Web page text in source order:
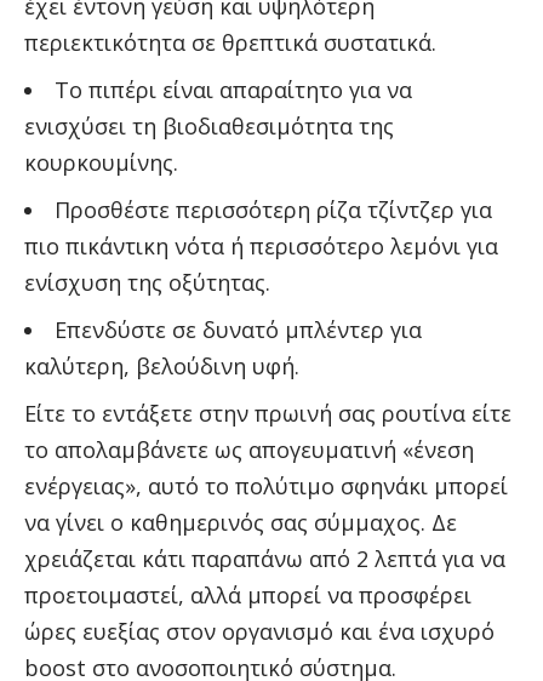
περιεκτικότητα σε θρεπτικά συστατικά.
Το πιπέρι είναι απαραίτητο για να
ενισχύσει τη βιοδιαθεσιμότητα της
κουρκουμίνης.
Προσθέστε περισσότερη ρίζα τζίντζερ για
πιο πικάντικη νότα ή περισσότερο λεμόνι για
ενίσχυση της οξύτητας.
Επενδύστε σε δυνατό μπλέντερ για
καλύτερη, βελούδινη υφή.
Είτε το εντάξετε στην πρωινή σας ρουτίνα είτε
το απολαμβάνετε ως απογευματινή «ένεση
ενέργειας», αυτό το πολύτιμο σφηνάκι μπορεί
να γίνει ο καθημερινός σας σύμμαχος. Δε
χρειάζεται κάτι παραπάνω από 2 λεπτά για να
προετοιμαστεί, αλλά μπορεί να προσφέρει
ώρες ευεξίας στον οργανισμό και ένα ισχυρό
boost στο ανοσοποιητικό σύστημα.